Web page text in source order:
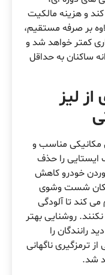
و هزینه مالکیت
بر صرفه مستقیم،
کمتر خواهد شد و
ساکنان به حداقل
لیز
مکانیکی مناسب و
را حذف
خودرو کاهش
امکان شست وشوی
کند تا آلودگی
روشنایی بهتر
رانندگان را
ترمزگیری ناگهانی
شد.